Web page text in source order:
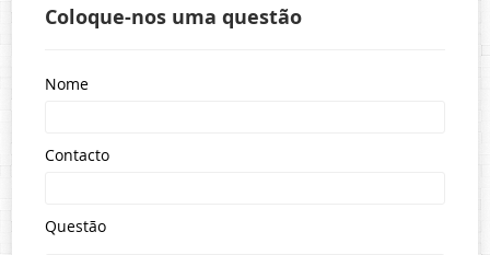
Coloque-nos uma questão
Nome
Contacto
Questão